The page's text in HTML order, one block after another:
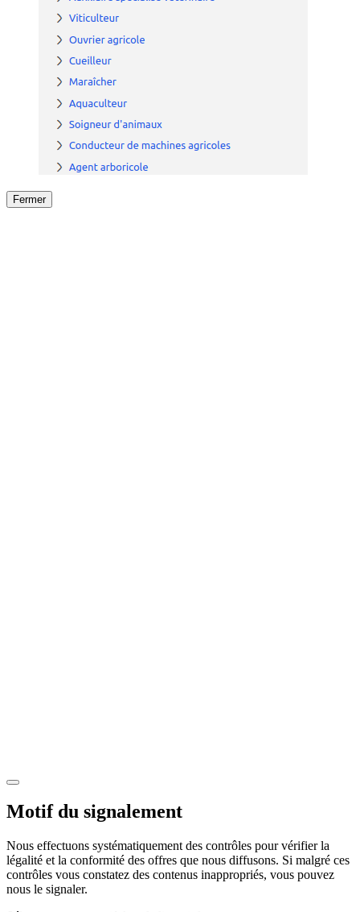
Fermer
Motif du signalement
Nous effectuons systématiquement des contrôles pour vérifier la
légalité et la conformité des offres que nous diffusons. Si malgré ces
contrôles vous constatez des contenus inappropriés, vous pouvez
nous le signaler.